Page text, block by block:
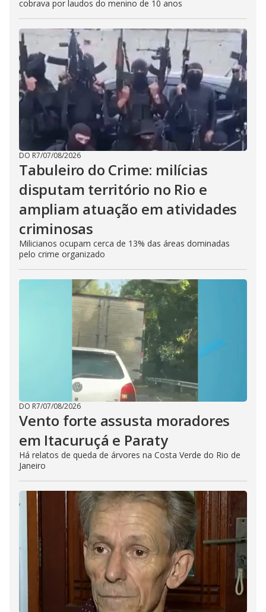
cobrava por laudos do menino de 10 anos
DO R7/07/08/2026
Tabuleiro do Crime: milícias
disputam território no Rio e
ampliam atuação em atividades
criminosas
Milicianos ocupam cerca de 13% das áreas dominadas
pelo crime organizado
DO R7/07/08/2026
Vento forte assusta moradores
em Itacuruçá e Paraty
Há relatos de queda de árvores na Costa Verde do Rio de
Janeiro